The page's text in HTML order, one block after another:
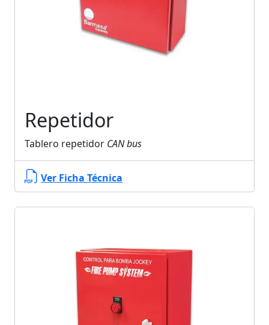
Repetidor
Tablero repetidor CAN bus
Ver Ficha Técnica